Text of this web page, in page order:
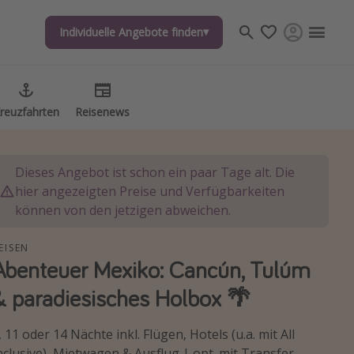
Individuelle Angebote finden
Reisenews
Individuelle Angebote finden
Reisenews
Dieses Angebot ist schon ein paar Tage alt. Die
hier angezeigten Preise und Verfügbarkeiten
können von den jetzigen abweichen.
Mexiko: Cancún, Tulúm
paradiesisches Holbox 🌴
11 oder 14 Nächte inkl. Flügen, Hotels (u.a. mit All